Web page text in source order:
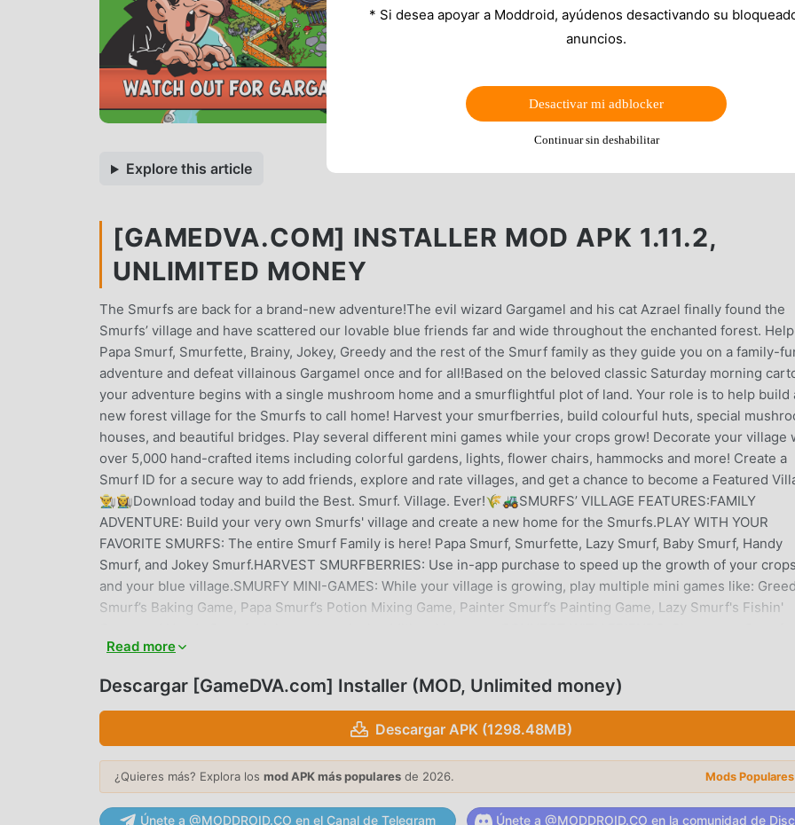
Explore this article
[GAMEDVA.COM] INSTALLER MOD APK 1.11.2,
UNLIMITED MONEY
The Smurfs are back for a brand-new adventure!The evil wizard Gargamel and his cat Azrael finally found the
Smurfs’ village and have scattered our lovable blue friends far and wide throughout the enchanted forest. Help
Papa Smurf, Smurfette, Brainy, Jokey, Greedy and the rest of the Smurf family as they guide you on a family-
adventure and defeat villainous Gargamel once and for all!Based on the beloved classic Saturday morning
your adventure begins with a single mushroom home and a smurflightful plot of land. Your role is to help build
new forest village for the Smurfs to call home! Harvest your smurfberries, build colourful huts, special
houses, and beautiful bridges. Play several different mini games while your crops grow! Decorate your village
over 5,000 hand-crafted items including colorful gardens, lights, flower chairs, hammocks and more! Create a
Smurf ID for a secure way to add friends, explore and rate villages, and get a chance to become a Featured
👨‍🌾👩‍🌾Download today and build the Best. Smurf. Village. Ever!🌾🚜SMURFS’ VILLAGE FEATURES:FAMILY
ADVENTURE: Build your very own Smurfs' village and create a new home for the Smurfs.PLAY WITH YOUR
FAVORITE SMURFS: The entire Smurf Family is here! Papa Smurf, Smurfette, Lazy Smurf, Baby Smurf, Handy
Smurf, and Jokey Smurf.HARVEST SMURFBERRIES: Use in-app purchase to speed up the growth of your crops
and your blue village.SMURFY MINI-GAMES: While your village is growing, play multiple mini games like:
Smurf’s Baking Game, Papa Smurf’s Potion Mixing Game, Painter Smurf’s Painting Game, Lazy Smurf's Fishin'
Experience on Facebook and Game Center and send gifts to your friends' villages.PLAY OFFLINE: Manage your
game!Facebook: www.facebook.com/smurfsvillage YouTube: www.youtube.com/@GCGGardenCityGamesNeed
help? Contact us: https://smurfs.zendesk.comPrivacy Policy: www.gardencitygames.uk/privacy-policy-2
Service: www.gardencitygames.uk/termsofservice
[GAMEDVA.COM] INSTALLER INTRODUCCIÓN
[GameDVA.com] Installer Como un juego de simulation muy popular recientemente, ganó muchos fanáticos en
Read more
Descargar [GameDVA.com] Installer (MOD, Unlimited money)
Descargar APK (1298.48MB)
¿Quieres más? Explora los mod APK más populares de 2026. Mods
Únete a @MODDROID.CO en el Canal de Telegram Únete a @MODDROID.CO en la comunidad de
* Si desea apoyar a Moddroid, ayúdenos desactivando su
anuncios.
Desactivar mi adblocker
Continuar sin deshabilitar